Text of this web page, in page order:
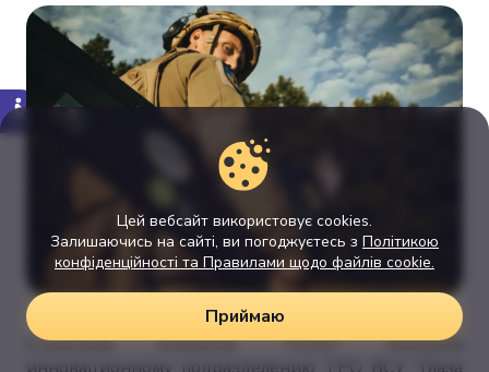
Страховая компания "VUSO" передала
инновационному подразделению ТРО ВСУ "Глаза
Цей вебсайт використовує cookies.
Залишаючись на сайті, ви погоджуєтесь з Політикою
конфіденційності та Правилами щодо файлів cookie.
Приймаю